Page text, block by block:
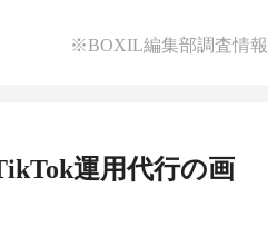
※BOXIL編集部調査情報
運用代行の画